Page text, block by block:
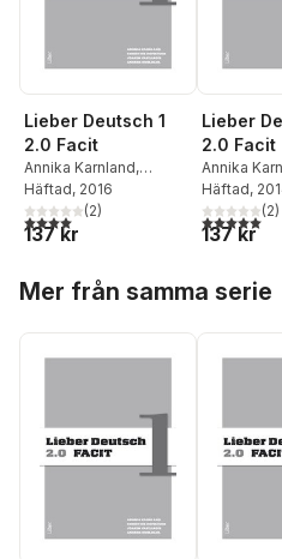
Lieber Deutsch 1
2.0 Facit
Annika Karnland,
Anders Odeldahl
Christine Hofbauer
Joakim Vasiliadis
Häftad, 2016
4,0utav 5 stjärnor. Totalt antal röster:
(2)
137 kr
Lieber
2.0 Facit
Annika
Anders
Gottschalk
Häftad,
5,0utav 5(2)
137 kr
Mer från samma serie